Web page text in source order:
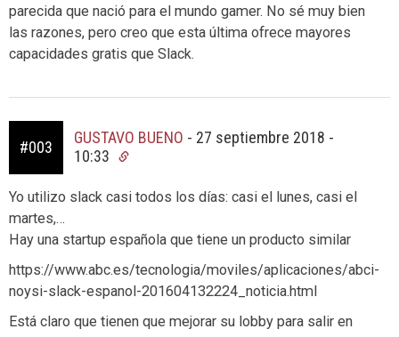
parecida que nació para el mundo gamer. No sé muy bien
las razones, pero creo que esta última ofrece mayores
capacidades gratis que Slack.
#003
GUSTAVO BUENO - 27 septiembre 2018 -
10:33
Yo utilizo slack casi todos los días: casi el lunes, casi el
martes,…
Hay una startup española que tiene un producto similar
https://www.abc.es/tecnologia/moviles/aplicaciones/abci-
noysi-slack-espanol-201604132224_noticia.html
Está claro que tienen que mejorar su lobby para salir en